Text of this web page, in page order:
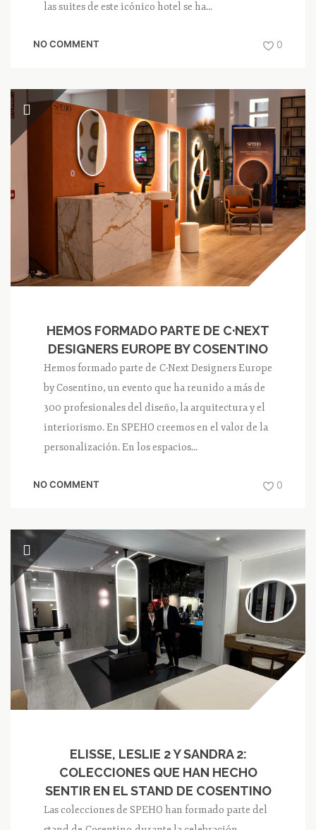
las suites de este icónico hotel se ha...
NO COMMENT 0
HEMOS FORMADO PARTE DE C·NEXT
DESIGNERS EUROPE BY COSENTINO
Hemos formado parte de C·Next Designers Europe
by Cosentino, un evento que ha reunido a más de
300 profesionales del diseño, la arquitectura y el
interiorismo. En SPEHO creemos en el valor de la
personalización. En los espacios...
NO COMMENT 0
ELISSE, LESLIE 2 Y SANDRA 2:
COLECCIONES QUE HAN HECHO
SENTIR EN EL STAND DE COSENTINO
Las colecciones de SPEHO han formado parte del